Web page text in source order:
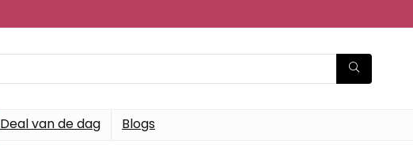
Deal van de dag Blogs